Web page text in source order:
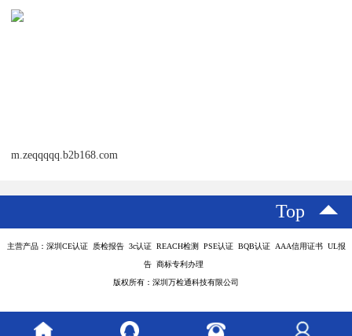
m.zeqqqqq.b2b168.com
Top
主营产品：深圳CE认证 质检报告 3c认证 REACH检测 PSE认证 BQB认证 AAA信用证书 UL报
告 商标专利办理
版权所有：深圳万检通科技有限公司